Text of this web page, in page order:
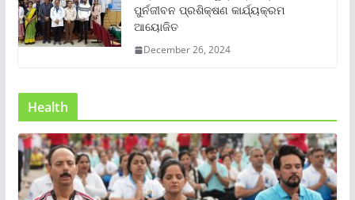
ପୁର୍ନଜୀବନ ପ୍ରଶିକ୍ଷଣ କାର୍ଯ୍ୟକ୍ରମ
ଆୟୋଜିତ
December 26, 2024
Health